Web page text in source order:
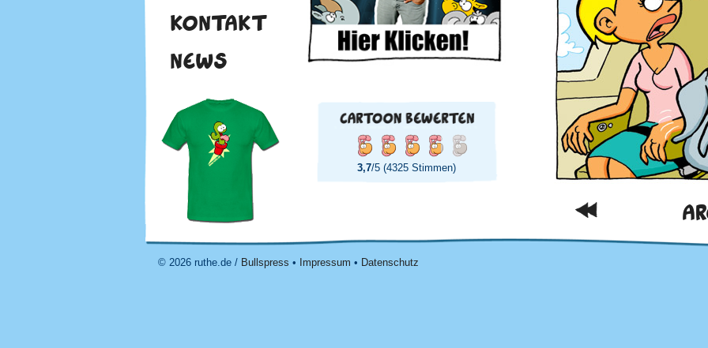
KONTAKT
NEWS
3,7/5 (4325 Stimmen)
© 2026 ruthe.de / Bullspress • Impressum • Datenschutz